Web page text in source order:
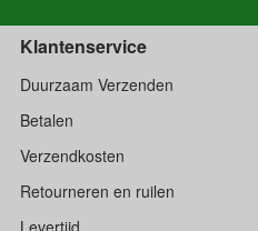
Klantenservice
Duurzaam Verzenden
Betalen
Verzendkosten
Retourneren en ruilen
Levertijd